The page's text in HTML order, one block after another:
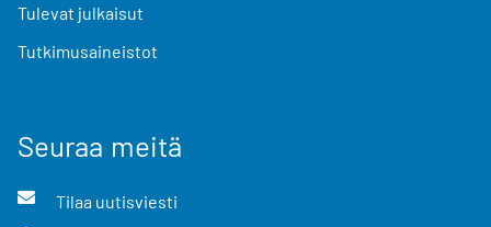
Tulevat julkaisut
Tutkimusaineistot
Seuraa meitä
Tilaa uutisviesti